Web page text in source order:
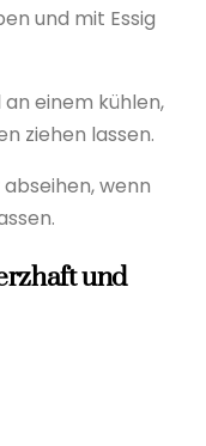
und mit Essig
einem kühlen,
ziehen lassen.
wenn
und